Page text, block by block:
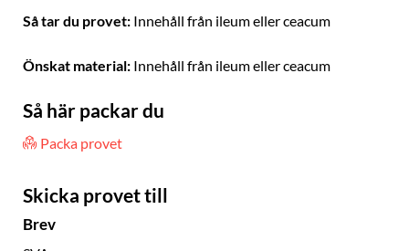
Så tar du provet: Innehåll från ileum eller ceacum
Önskat material: Innehåll från ileum eller ceacum
Så här packar du
Packa provet
Skicka provet till
Brev